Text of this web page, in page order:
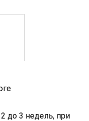
до 3 недель, при